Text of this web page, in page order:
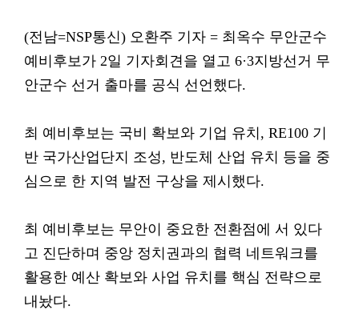
(전남=NSP통신) 오환주 기자 = 최옥수 무안군수
예비후보가 2일 기자회견을 열고 6·3지방선거 무
안군수 선거 출마를 공식 선언했다.
최 예비후보는 국비 확보와 기업 유치, RE100 기
반 국가산업단지 조성, 반도체 산업 유치 등을 중
심으로 한 지역 발전 구상을 제시했다.
최 예비후보는 무안이 중요한 전환점에 서 있다
고 진단하며 중앙 정치권과의 협력 네트워크를
활용한 예산 확보와 사업 유치를 핵심 전략으로
내놨다.